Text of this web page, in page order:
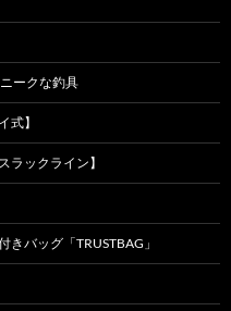
ークな釣具
式】
ラックライン】
バッグ「TRUSTBAG」